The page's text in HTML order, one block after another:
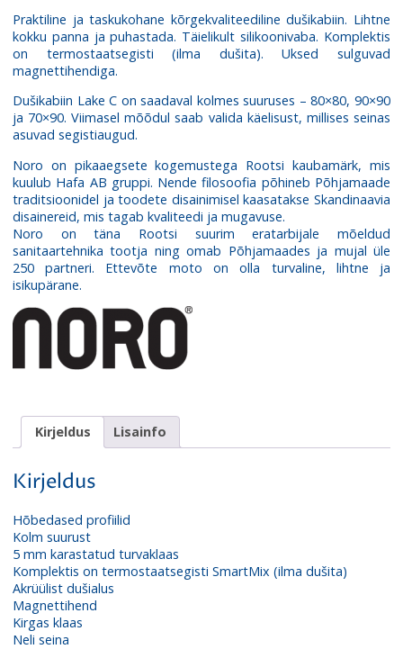
Praktiline ja taskukohane kõrgekvaliteediline dušikabiin. Lihtne
kokku panna ja puhastada. Täielikult silikoonivaba. Komplektis
on termostaatsegisti (ilma dušita). Uksed sulguvad
magnettihendiga.
Dušikabiin Lake C on saadaval kolmes suuruses – 80×80, 90×90
ja 70×90. Viimasel mõõdul saab valida käelisust, millises seinas
asuvad segistiaugud.
Noro on pikaaegsete kogemustega Rootsi kaubamärk, mis
kuulub Hafa AB gruppi. Nende filosoofia põhineb Põhjamaade
traditsioonidel ja toodete disainimisel kaasatakse Skandinaavia
disainereid, mis tagab kvaliteedi ja mugavuse.
Noro on täna Rootsi suurim eratarbijale mõeldud
sanitaartehnika tootja ning omab Põhjamaades ja mujal üle
250 partneri. Ettevõte moto on olla turvaline, lihtne ja
isikupärane.
Kirjeldus Lisainfo
Kirjeldus
Hõbedased profiilid
Kolm suurust
5 mm karastatud turvaklaas
Komplektis on termostaatsegisti SmartMix (ilma dušita)
Akrüülist dušialus
Magnettihend
Kirgas klaas
Neli seina